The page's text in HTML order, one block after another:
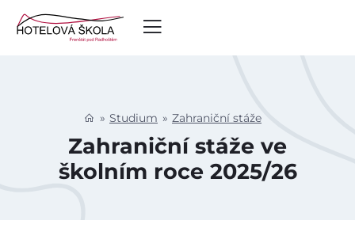
Studium Zahraniční stáže
Zahraniční stáže ve
školním roce 2025/26